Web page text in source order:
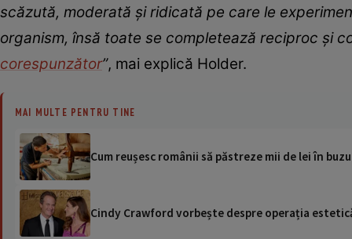
scăzută, moderată și ridicată pe care le
organism, însă toate se completează reciproc și
corespunzător”, mai explică Holder.
MAI MULTE PENTRU TINE
Cum reușesc românii să păstreze mii de lei în
Cindy Crawford vorbește despre operația